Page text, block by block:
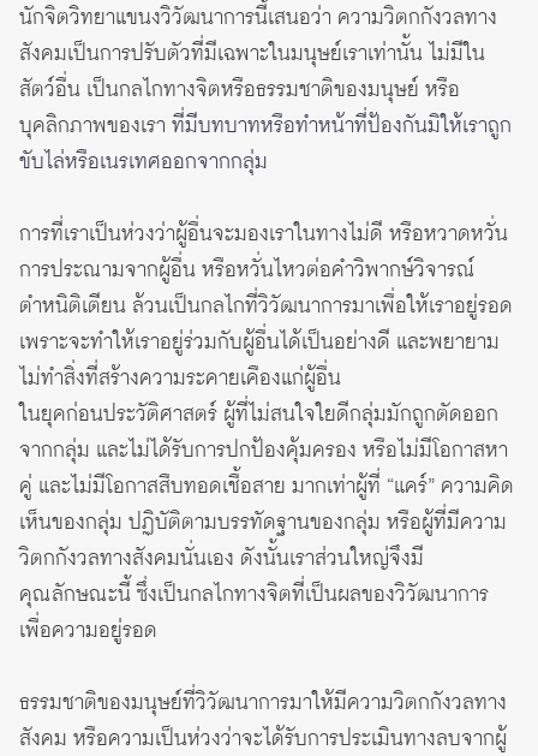
นักจิตวิทยาแขนงวิวัฒนาการนี้เสนอว่า ความวิตกกังวลทาง
สังคมเป็นการปรับตัวที่มีเฉพาะในมนุษย์เราเท่านั้น ไม่มีใน
สัตว์อื่น เป็นกลไกทางจิตหรือธรรมชาติของมนุษย์ หรือ
บุคลิกภาพของเรา ที่มีบทบาทหรือทำหน้าที่ป้องกันมิให้เราถูก
ขับไล่หรือเนรเทศออกจากกลุ่ม
การที่เราเป็นห่วงว่าผู้อื่นจะมองเราในทางไม่ดี หรือหวาดหวั่น
การประณามจากผู้อื่น หรือหวั่นไหวต่อคำวิพากษ์วิจารณ์
ตำหนิติเตียน ล้วนเป็นกลไกที่วิวัฒนาการมาเพื่อให้เราอยู่รอด
เพราะจะทำให้เราอยู่ร่วมกับผู้อื่นได้เป็นอย่างดี และพยายาม
ไม่ทำสิ่งที่สร้างความระคายเคืองแก่ผู้อื่น
ในยุคก่อนประวัติศาสตร์ ผู้ที่ไม่สนใจใยดีกลุ่มมักถูกตัดออก
จากกลุ่ม และไม่ได้รับการปกป้องคุ้มครอง หรือไม่มีโอกาสหา
คู่ และไม่มีโอกาสสืบทอดเชื้อสาย มากเท่าผู้ที่ “แคร์” ความคิด
เห็นของกลุ่ม ปฏิบัติตามบรรทัดฐานของกลุ่ม หรือผู้ที่มีความ
วิตกกังวลทางสังคมนั่นเอง ดังนั้นเราส่วนใหญ่จึงมี
คุณลักษณะนี้ ซึ่งเป็นกลไกทางจิตที่เป็นผลของวิวัฒนาการ
เพื่อความอยู่รอด
ธรรมชาติของมนุษย์ที่วิวัฒนาการมาให้มีความวิตกกังวลทาง
สังคม หรือความเป็นห่วงว่าจะได้รับการประเมินทางลบจากผู้